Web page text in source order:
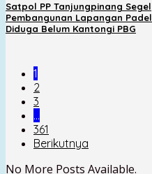
Satpol PP Tanjungpinang Segel
Pembangunan Lapangan Padel
Diduga Belum Kantongi PBG
1
2
3
…
361
Berikutnya
No More Posts Available.